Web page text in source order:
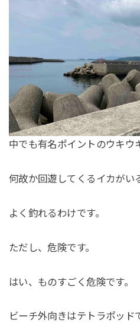
中でも有名ポイントのウキウ
何故か回遊してくるイカがい
よく釣れるわけです。
ただし、危険です。
はい、ものすごく危険です。
ビーチ外向きはテトラポッド